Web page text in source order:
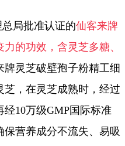
局批准认证的仙客来牌
的功效，含灵芝多糖、
牌灵芝破壁孢子粉精工细
，在灵芝成熟时，经过
10万级GMP国际标准
营养成分不流失、易吸